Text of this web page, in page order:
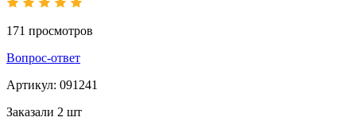
171 просмотров
Вопрос-ответ
Артикул: 091241
Заказали 2 шт